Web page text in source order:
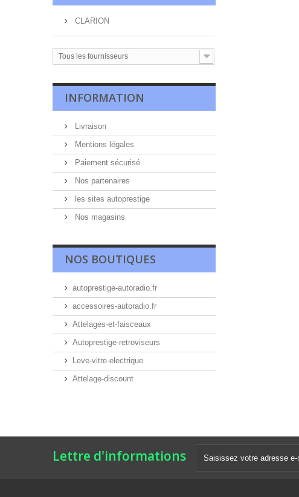
CLARION
Tous les fournisseurs
INFORMATION
Livraison
Mentions légales
Paiement sécurisé
Nos partenaires
les sites autoprestige
Nos magasins
NOS BOUTIQUES
autoprestige-autoradio.fr
accessoires-autoradio.fr
Attelages-et-faisceaux
Autoprestige-retroviseurs
Leve-vitre-electrique
Attelage-discount
Lettre d'informations